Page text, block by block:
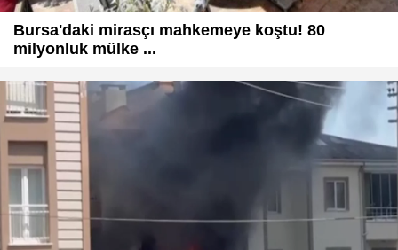
Bursa'daki mirasçı mahkemeye koştu! 80
milyonluk mülke ...